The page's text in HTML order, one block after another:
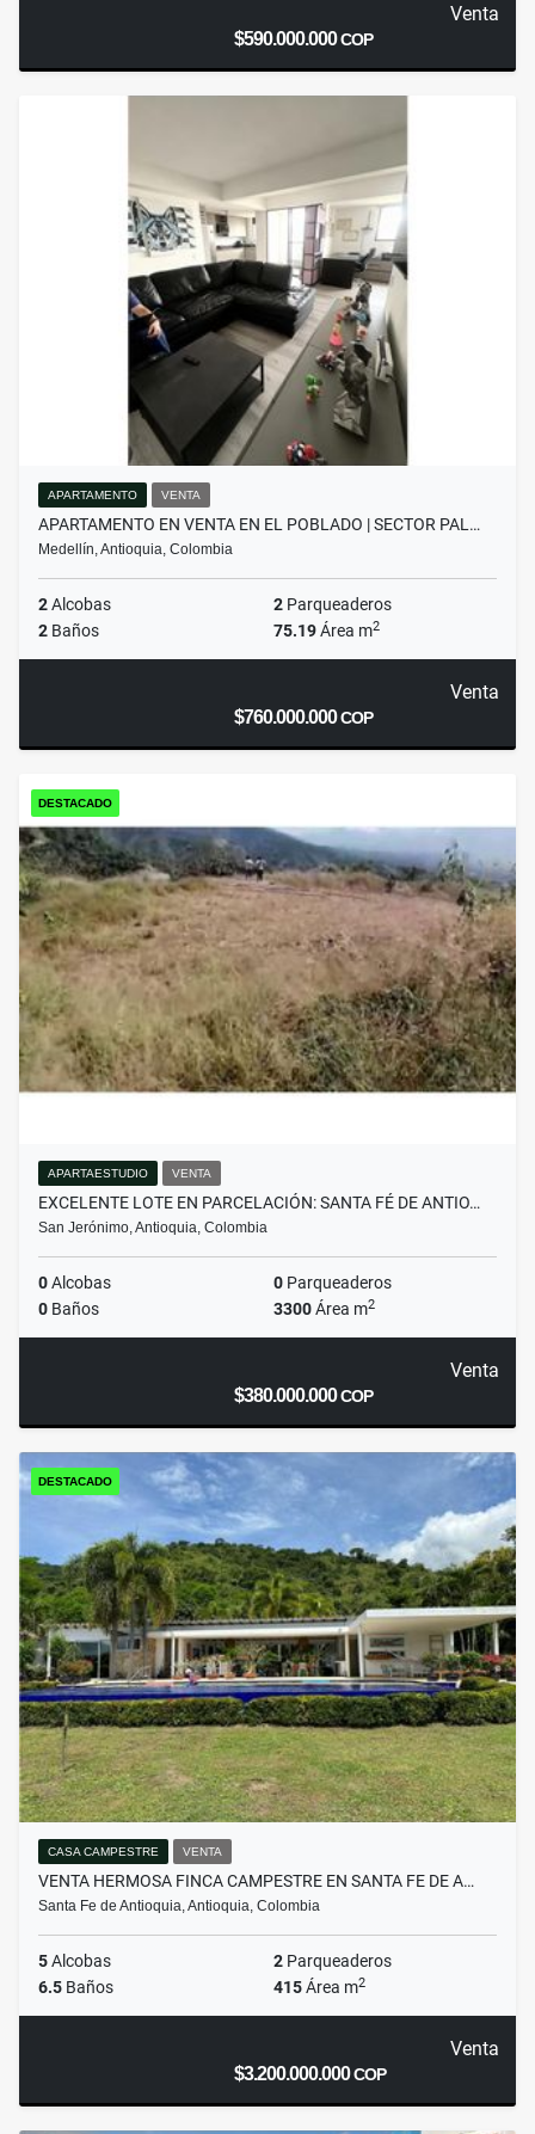
Venta
$590.000.000COP
APARTAMENTO VENTA
APARTAMENTO EN VENTA EN EL POBLADO | SECTOR PAL…
Medellín, Antioquia, Colombia
2Alcobas 2 Parqueaderos
2 Baños 75.19Área m2
Venta
$760.000.000COP
DESTACADO
APARTAESTUDIO VENTA
EXCELENTE LOTE EN PARCELACIÓN: SANTA FÉ DE ANTIO…
San Jerónimo, Antioquia, Colombia
0Alcobas 0 Parqueaderos
0 Baños 3300Área m2
Venta
$380.000.000COP
DESTACADO
CASA CAMPESTRE VENTA
VENTA HERMOSA FINCA CAMPESTRE EN SANTA FE DE A…
Santa Fe de Antioquia, Antioquia, Colombia
5Alcobas 2 Parqueaderos
6.5 Baños 415Área m2
Venta
$3.200.000.000COP